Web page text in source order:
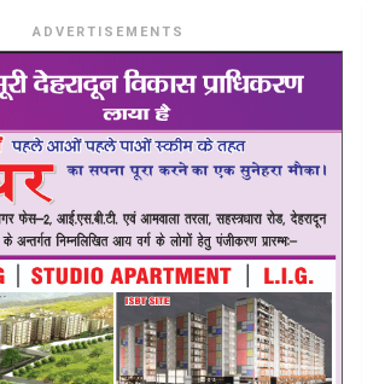
ADVERTISEMENTS